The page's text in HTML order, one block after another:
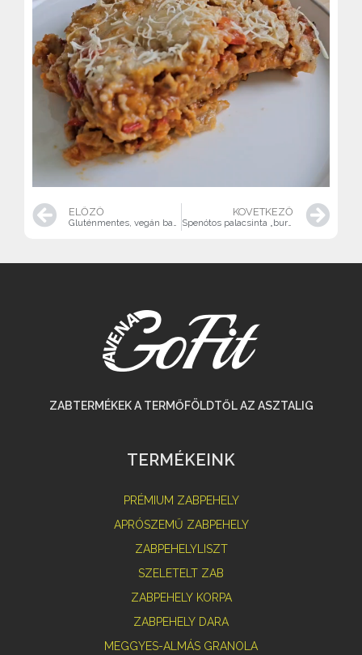
ELŐZŐ
Gluténmentes, vegán banánkenyér zabpehelyliszttel
KÖVETKEZŐ
Spenótos palacsinta „burger” gluténmentesen
ZABTERMÉKEK A TERMŐFÖLDTŐL AZ ASZTALIG
TERMÉKEINK
PRÉMIUM ZABPEHELY
APRÓSZEMŰ ZABPEHELY
ZABPEHELYLISZT
SZELETELT ZAB
ZABPEHELY KORPA
ZABPEHELY DARA
MEGGYES-ALMÁS GRANOLA